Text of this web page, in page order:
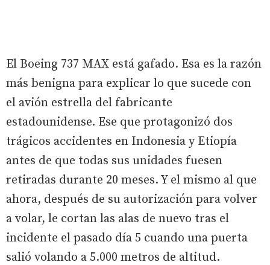
El Boeing 737 MAX está gafado. Esa es la razón
más benigna para explicar lo que sucede con
el avión estrella del fabricante
estadounidense. Ese que protagonizó dos
trágicos accidentes en Indonesia y Etiopía
antes de que todas sus unidades fuesen
retiradas durante 20 meses. Y el mismo al que
ahora, después de su autorización para volver
a volar, le cortan las alas de nuevo tras el
incidente el pasado día 5 cuando una puerta
salió volando a 5.000 metros de altitud.